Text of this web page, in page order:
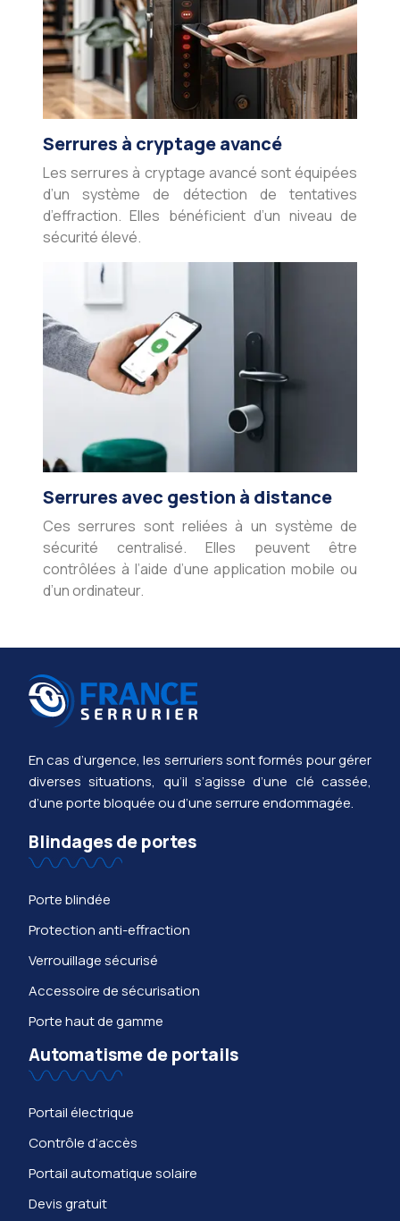
Serrures à cryptage avancé
Les serrures à cryptage avancé sont équipées
d’un système de détection de tentatives
d’effraction. Elles bénéficient d’un niveau de
sécurité élevé.
Serrures avec gestion à distance
Ces serrures sont reliées à un système de
sécurité centralisé. Elles peuvent être
contrôlées à l’aide d’une application mobile ou
d’un ordinateur.
En cas d’urgence, les serruriers sont formés pour gérer
diverses situations, qu’il s’agisse d’une clé cassée,
d’une porte bloquée ou d’une serrure endommagée.
Blindages de portes
Porte blindée
Protection anti-effraction
Verrouillage sécurisé
Accessoire de sécurisation
Porte haut de gamme
Automatisme de portails
Portail électrique
Contrôle d’accès
Portail automatique solaire
Devis gratuit